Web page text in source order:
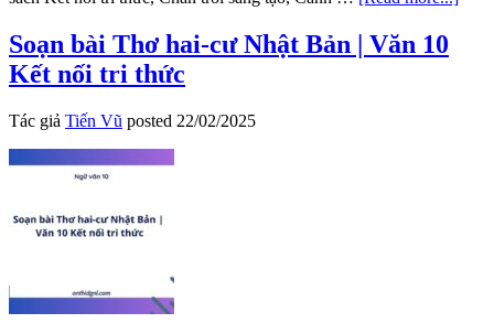
Soạn bài Thơ hai-cư Nhật Bản | Văn 10
Kết nối tri thức
Tác giả Tiến Vũ posted 22/02/2025